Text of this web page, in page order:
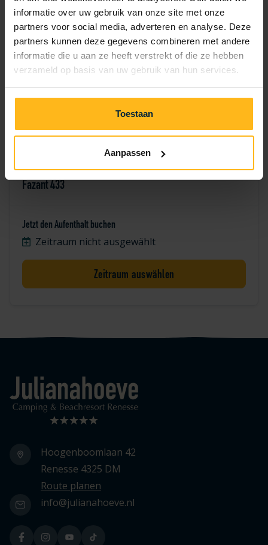
informatie over uw gebruik van onze site met onze
partners voor social media, adverteren en analyse. Deze
partners kunnen deze gegevens combineren met andere
informatie die u aan ze heeft verstrekt of die ze hebben
verzameld op basis van uw gebruik van hun services.
Toestaan
Aanpassen
7 8 9 10 11 12
14 15 16 17 18 19
20
28
29 30
Fazant 433
Jetzt den Aufenthalt buchen
Zeitraum nicht ausgewählt
Zeitraum auswählen
Logo Julianahoeve
Hoogenboomlaan 42
Renesse 4325 DM
Route planen
info@julianahoeve.nl